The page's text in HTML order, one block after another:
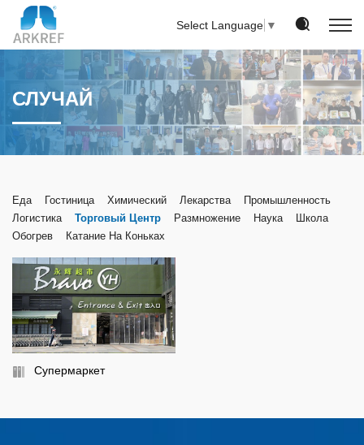
Select Language ▼
СЛУЧАЙ
Еда Гостиница Химический Лекарства
Промышленность
Логистика
Торговый Центр Размножение Наука
Школа
Обогрев
Катание На Коньках
Супермаркет